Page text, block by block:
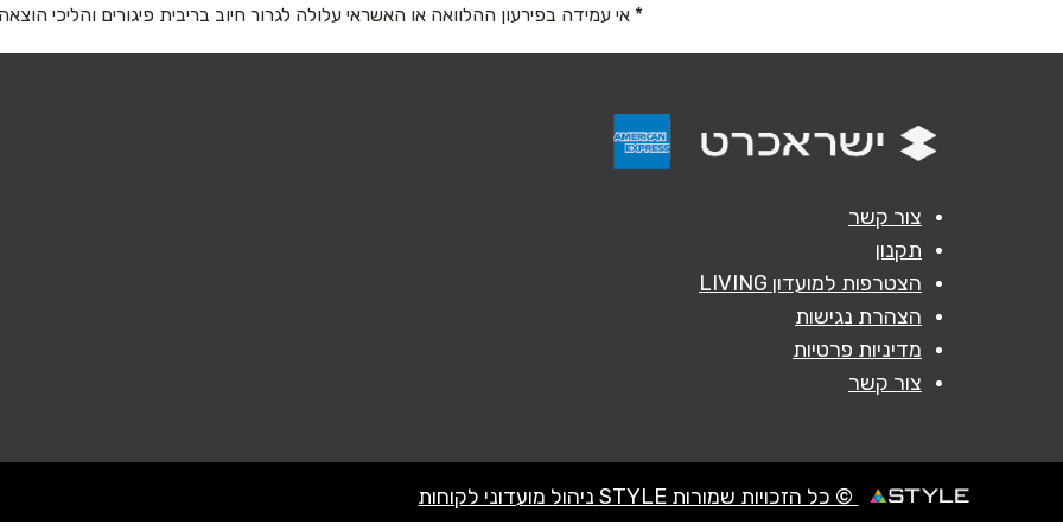
הודעה *
* אי עמידה בפירעון ההלוואה או האשראי עלולה לגרור חיוב בריבית פיגורים והליכי
צור קשר
תקנון
הצטרפות למועדון LIVING
הצהרת נגישות
מדיניות פרטיות
צור קשר
© כל הזכויות שמורות STYLE ניהול מועדוני לקוחות